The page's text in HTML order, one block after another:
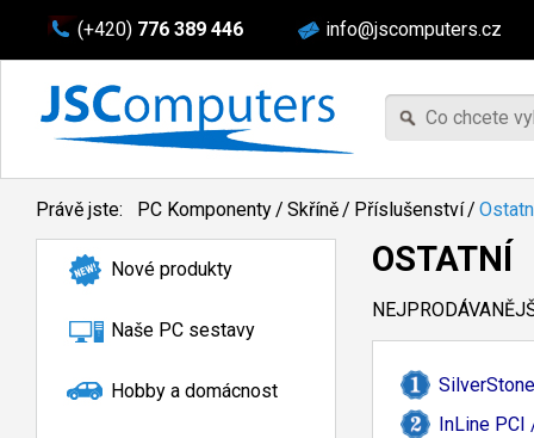
(+420) 776 389 446 info@jscomputers.cz
Právě jste: PC Komponenty/ Skříně/ Příslušenství/
Nové produkty
Naše PC sestavy
Hobby a domácnost
OSTATNÍ
InLine PCI